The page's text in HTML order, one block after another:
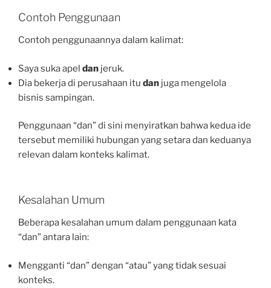
Contoh Penggunaan
Contoh penggunaannya dalam kalimat:
Saya suka apel dan jeruk.
Dia bekerja di perusahaan itu dan juga mengelola
bisnis sampingan.
Penggunaan “dan” di sini menyiratkan bahwa kedua ide
tersebut memiliki hubungan yang setara dan keduanya
relevan dalam konteks kalimat.
Kesalahan Umum
Beberapa kesalahan umum dalam penggunaan kata
“dan” antara lain:
Mengganti “dan” dengan “atau” yang tidak sesuai
konteks.